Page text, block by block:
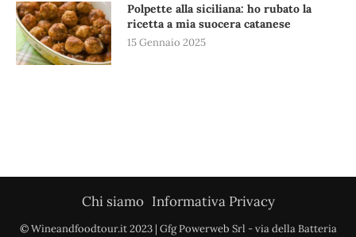
Polpette alla siciliana: ho rubato la
ricetta a mia suocera catanese
15 Gennaio 2025
Chi siamo Informativa Privacy
© Wineandfoodtour.it 2023 | Gfg Powerweb Srl - via della Batteria